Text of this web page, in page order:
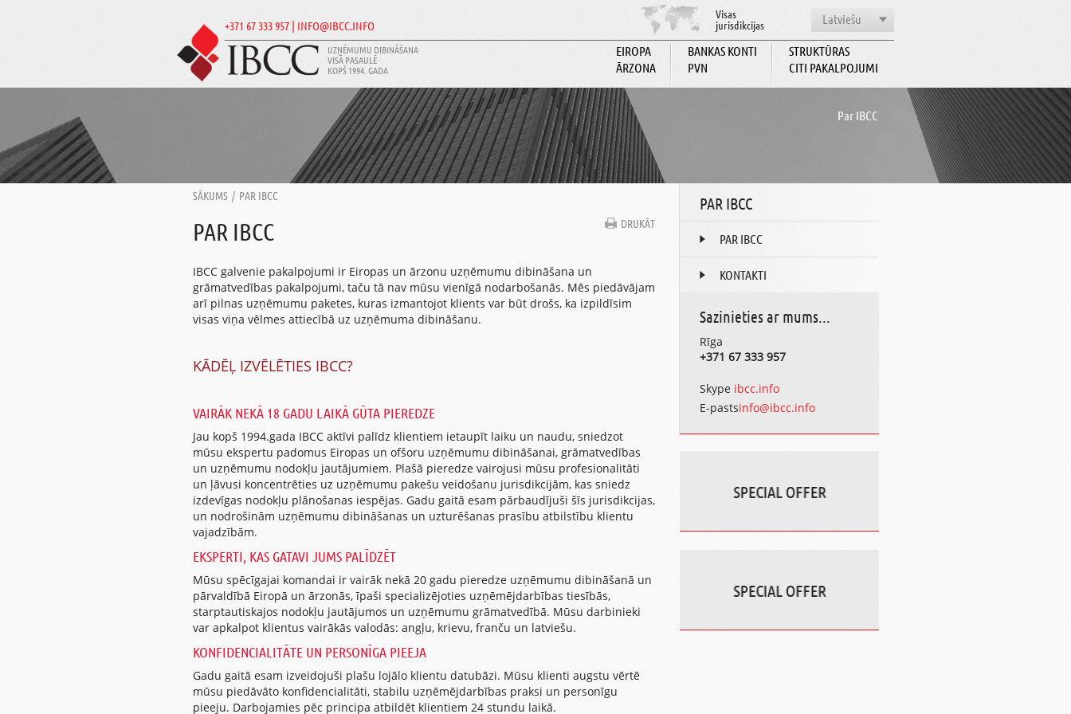
+371 67 333 957 | INFO@IBCC.INFO Latviešu
Visas
jurisdikcijas
UZŅĒMUMU DIBINĀŠANA
VISĀ PASAULĒ
KOPŠ 1994. GADA
EIROPA
ĀRZONA
BANKAS KONTI
PVN
STRUKTŪRAS
CITI PAKALPOJUMI
Par IBCC
SĀKUMS / PAR IBCC
DRUKĀT
PAR IBCC
IBCC galvenie pakalpojumi ir Eiropas un ārzonu uzņēmumu dibināšana un
grāmatvedības pakalpojumi, taču tā nav mūsu vienīgā nodarbošanās. Mēs piedāvājam
arī pilnas uzņēmumu paketes, kuras izmantojot klients var būt drošs, ka izpildīsim
visas viņa vēlmes attiecībā uz uzņēmuma dibināšanu.
KĀDĒĻ IZVĒLĒTIES IBCC?
VAIRĀK NEKĀ 18 GADU LAIKĀ GŪTA PIEREDZE
Jau kopš 1994.gada IBCC aktīvi palīdz klientiem ietaupīt laiku un naudu, sniedzot
mūsu ekspertu padomus Eiropas un ofšoru uzņēmumu dibināšanai, grāmatvedības
un uzņēmumu nodokļu jautājumiem. Plašā pieredze vairojusi mūsu profesionalitāti
un ļāvusi koncentrēties uz uzņēmumu pakešu veidošanu jurisdikcijām, kas sniedz
izdevīgas nodokļu plānošanas iespējas. Gadu gaitā esam pārbaudījuši šīs jurisdikcijas,
un nodrošinām uzņēmumu dibināšanas un uzturēšanas prasību atbilstību klientu
vajadzībām.
EKSPERTI, KAS GATAVI JUMS PALĪDZĒT
Mūsu spēcīgajai komandai ir vairāk nekā 20 gadu pieredze uzņēmumu dibināšanā un
pārvaldībā Eiropā un ārzonās, īpaši specializējoties uzņēmējdarbības tiesībās,
starptautiskajos nodokļu jautājumos un uzņēmumu grāmatvedībā. Mūsu darbinieki
var apkalpot klientus vairākās valodās: angļu, krievu, franču un latviešu.
KONFIDENCIALITĀTE UN PERSONĪGA PIEEJA
Gadu gaitā esam izveidojuši plašu lojālo klientu datubāzi. Mūsu klienti augstu vērtē
mūsu piedāvāto konfidencialitāti, stabilu uzņēmējdarbības praksi un personīgu
pieeju. Darbojamies pēc principa atbildēt klientiem 24 stundu laikā.
PAR IBCC
PAR IBCC
KONTAKTI
Sazinieties ar mums...
Rīga
+371 67 333 957
Skype ibcc.info
E-pastsinfo@ibcc.info